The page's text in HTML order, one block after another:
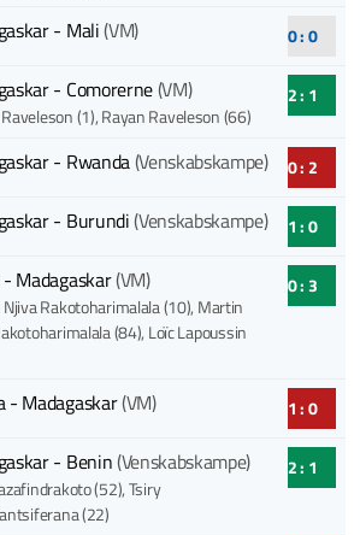
- Mali(VM) 0 : 0
- Comorerne(VM)
(1), Rayan Raveleson (66)
2 : 1
- Rwanda(Venskabskampe) 0 : 2
- Burundi(Venskabskampe) 1 : 0
- Madagaskar(VM)
Rakotoharimalala (10), Martin
(84), Loïc Lapoussin
0 : 3
- Madagaskar(VM) 1 : 0
- Benin(Venskabskampe)
(52), Tsiry
(22)
2 : 1